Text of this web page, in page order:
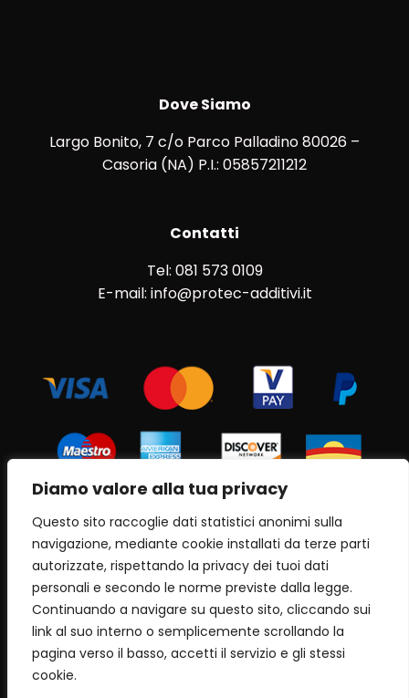
Diamo valore alla tua privacy
Questo sito raccoglie dati statistici anonimi sulla
navigazione, mediante cookie installati da terze parti
autorizzate, rispettando la privacy dei tuoi dati
personali e secondo le norme previste dalla legge.
Continuando a navigare su questo sito, cliccando sui
link al suo interno o semplicemente scrollando la
pagina verso il basso, accetti il servizio e gli stessi
cookie.
Dove Siamo
Largo Bonito, 7 c/o Parco Palladino 80026 –
Casoria (NA) P.I.: 05857211212
Contatti
Tel: 081 573 0109
E-mail: info@protec-additivi.it
Copyright 2023 Informatics World s.a.s. | All Rights
Reserved |